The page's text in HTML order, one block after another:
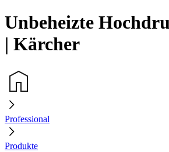
Unbeheizte
| Kärcher
Professional
Produkte